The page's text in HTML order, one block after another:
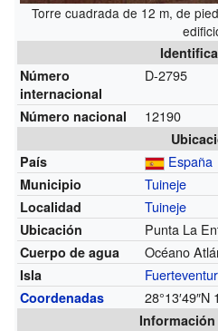
Torre cuadrada de 12 m, de
Número
internacional
D-2795
Número nacional 12190
País
España
Municipio Tuineje
Localidad Tuineje
Ubicación Punta La
Cuerpo de agua Océano
Isla
Coordenadas 28°13′49″N
Información